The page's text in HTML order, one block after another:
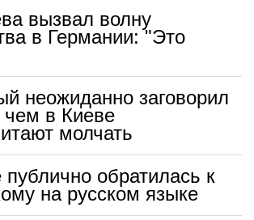
вызвал волну
в Германии: "Это
неожиданно заговорил
в Киеве
молчать
публично обратилась к
на русском языке